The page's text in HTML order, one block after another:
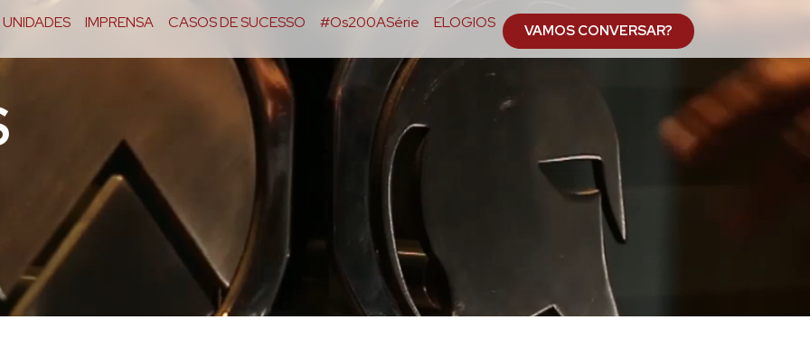
UNIDADES IMPRENSA CASOS DE SUCESSO #Os200ASérie ELOGIOS VAMOS CONVERSAR?